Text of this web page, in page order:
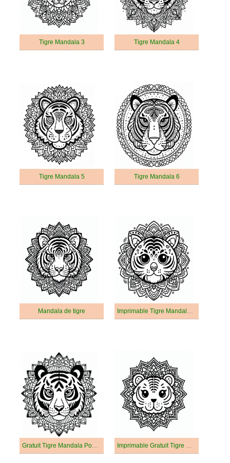
Tigre Mandala 3 Tigre Mandala 4
Tigre Mandala 5 Tigre Mandala 6
Mandala de tigre Imprimable Tigre Mandala Pour les Adultes
Gratuit Tigre Mandala Pour les Adultes Imprimable Gratuit Tigre Mandala Pour les Adultes